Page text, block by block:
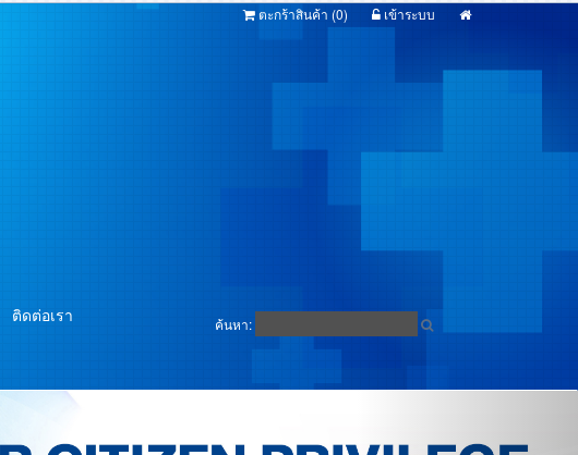
เข้าระบบ
ตะกร้าสินค้า (0)
ติดต่อเรา ค้นหา: